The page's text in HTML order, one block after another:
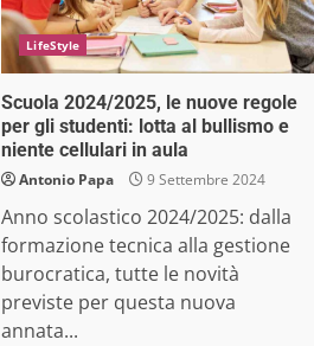
LifeStyle
Scuola 2024/2025, le nuove regole
per gli studenti: lotta al bullismo e
niente cellulari in aula
Antonio Papa 9 Settembre 2024
Anno scolastico 2024/2025: dalla
formazione tecnica alla gestione
burocratica, tutte le novità
previste per questa nuova
annata...